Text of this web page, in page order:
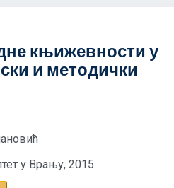
књижевности у
и методички
у Врању, 2015